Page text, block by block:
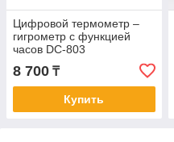
Цифровой термометр –
гигрометр с функцией
часов DC-803
8 700 ₸
Купить